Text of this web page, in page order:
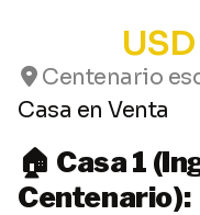
Centenario
Casa en Venta
🏠 Casa 1
Centenario):